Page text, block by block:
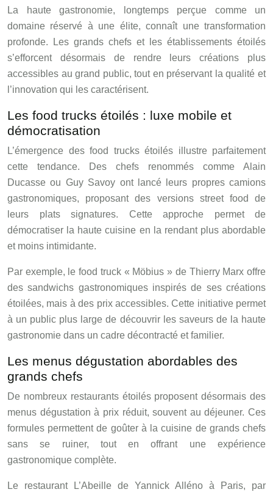
La haute gastronomie, longtemps perçue comme un
domaine réservé à une élite, connaît une transformation
profonde. Les grands chefs et les établissements étoilés
s’efforcent désormais de rendre leurs créations plus
accessibles au grand public, tout en préservant la qualité et
l’innovation qui les caractérisent.
Les food trucks étoilés : luxe mobile et
démocratisation
L’émergence des food trucks étoilés illustre parfaitement
cette tendance. Des chefs renommés comme Alain
Ducasse ou Guy Savoy ont lancé leurs propres camions
gastronomiques, proposant des versions street food de
leurs plats signatures. Cette approche permet de
démocratiser la haute cuisine en la rendant plus abordable
et moins intimidante.
Par exemple, le food truck « Möbius » de Thierry Marx offre
des sandwichs gastronomiques inspirés de ses créations
étoilées, mais à des prix accessibles. Cette initiative permet
à un public plus large de découvrir les saveurs de la haute
gastronomie dans un cadre décontracté et familier.
Les menus dégustation abordables des
grands chefs
De nombreux restaurants étoilés proposent désormais des
menus dégustation à prix réduit, souvent au déjeuner. Ces
formules permettent de goûter à la cuisine de grands chefs
sans se ruiner, tout en offrant une expérience
gastronomique complète.
Le restaurant L’Abeille de Yannick Alléno à Paris, par